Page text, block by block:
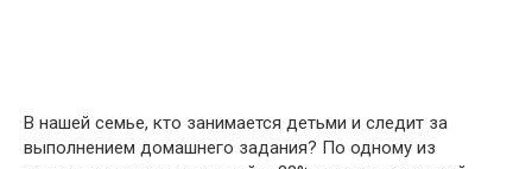
В нашей семье, кто занимается детьми и следит за
выполнением домашнего задания? По одному из